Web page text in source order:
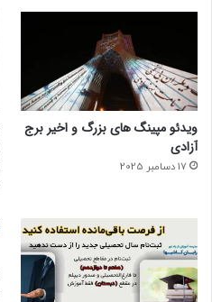
ویدئو مپینگ های بزرگ و اخیر برج
آزادی
17 دسامبر 2025